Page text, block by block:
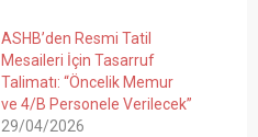
ASHB’den Resmi Tatil
Mesaileri İçin Tasarruf
Talimatı: “Öncelik Memur
ve 4/B Personele Verilecek”
29/04/2026